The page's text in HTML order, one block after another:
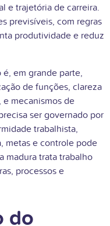
e trajetória de carreira.
previsíveis, com regras
produtividade e reduz
é, em grande parte,
de funções, clareza
e mecanismos de
ser governado por
trabalhista,
metas e controle pode
madura trata trabalho
processos e
do